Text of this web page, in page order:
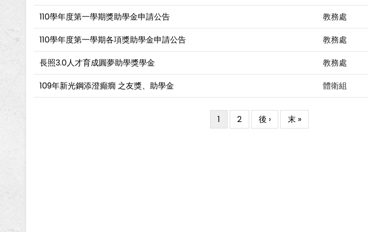
110學年度第一學期獎助學金申請公告
教務處
110學年度第一學期各項獎助學金申請公告
教務處
長照3.0人才育成圓夢助學獎學金
教務處
109年新光鋼添澄癲癇 之友獎、助學金
體衛組
目
前
1 Page
2
下
一
後 ›
Last
page
末 »